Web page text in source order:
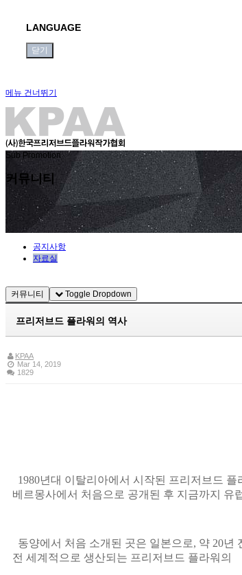
LANGUAGE
닫기
메뉴 건너뛰기
Sub Promotion
커뮤니티
공지사항
자료실
커뮤니티 Toggle Dropdown
프리저브드 플라워의 역사
KPAA
Mar 14, 2019
1829
1980년대 이탈리아에서 시작된 프리저브드
베르몽사에서 처음으로 공개된 후 지금까지
동양에서 처음 소개된 곳은 일본으로, 약 20년
전 세계적으로 생산되는 프리저브드 플라워의